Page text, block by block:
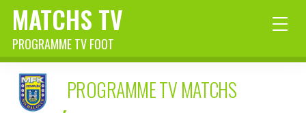
MATCHS TV
PROGRAMME TV FOOT
PROGRAMME TV MATCHS